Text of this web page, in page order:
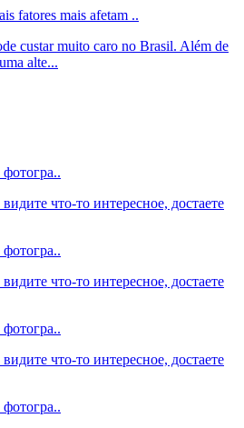
fatores mais afetam ..
custar muito caro no Brasil. Além de
alte...
что-то интересное, достаете
что-то интересное, достаете
что-то интересное, достаете